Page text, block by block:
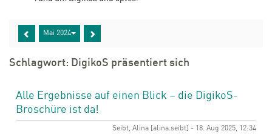
Mai 2024
Schlagwort: DigikoS präsentiert sich
Alle Ergebnisse auf einen Blick – die DigikoS-
Broschüre ist da!
Seibt, Alina [alina.seibt] - 18. Aug 2025, 12:34